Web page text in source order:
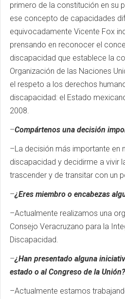
primero de la constitución en su
ese concepto de capacidades
equivocadamente Vicente Fox
prensando en reconocer el
discapacidad que establece la
Organización de las Naciones
el respeto a los derechos
discapacidad: el Estado
2008.
–Compártenos una decisión
–La decisión más importante en
discapacidad y decidirme a vivir
trascender y de transitar con un
–¿Eres miembro o encabezas
–Actualmente realizamos una
Consejo Veracruzano para la
Discapacidad.
–¿Han presentado alguna
estado o al Congreso de la Unión?
–Actualmente estamos